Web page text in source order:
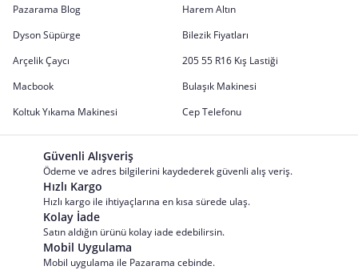
Pazarama Blog
Harem Altın
Dyson Süpürge
Bilezik Fiyatları
Arçelik Çaycı
205 55 R16 Kış Lastiği
Macbook
Bulaşık Makinesi
Koltuk Yıkama Makinesi
Cep Telefonu
Güvenli Alışveriş
Ödeme ve adres bilgilerini kaydederek güvenli alış veriş.
Hızlı Kargo
Hızlı kargo ile ihtiyaçlarına en kısa sürede ulaş.
Kolay İade
Satın aldığın ürünü kolay iade edebilirsin.
Mobil Uygulama
Mobil uygulama ile Pazarama cebinde.